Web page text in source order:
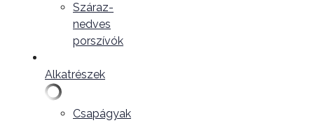
Száraz-
nedves
porszívók
Alkatrészek
Csapágyak